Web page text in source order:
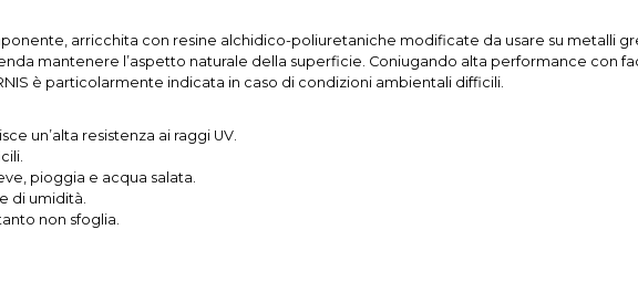
arricchita con resine alchidico-poliuretaniche modificate da usare su metalli
mantenere l’aspetto naturale della superficie. Coniugando alta performance con
è particolarmente indicata in caso di condizioni ambientali difficili.
un’alta resistenza ai raggi UV.
pioggia e acqua salata.
di umidità.
non sfoglia.